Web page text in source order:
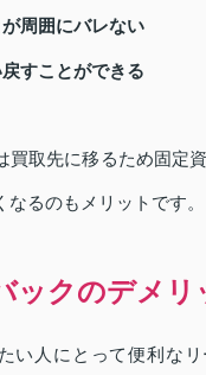
周囲にバレない
すことができる
買取先に移るため固定
なるのもメリットです。
ックのデメリ
い人にとって便利な